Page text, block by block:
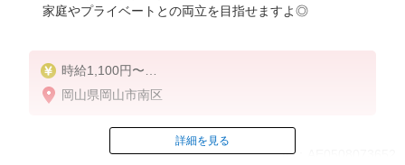
家庭やプライベートとの両立を目指せますよ◎
時給1,100円〜
※試用期間3ヵ月（同条件）
※早出手当（［1］（a）勤務の方 6:00〜9:00は＋時
※遅出手当（［1］（b）勤務の方 16時以降は＋時給
岡山県岡山市南区
ID：AE0508073652
詳細を見る